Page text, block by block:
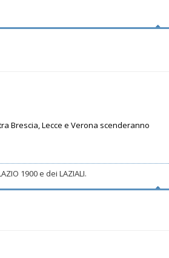
Brescia, Lecce e Verona scenderanno
1900 e dei LAZIALI.